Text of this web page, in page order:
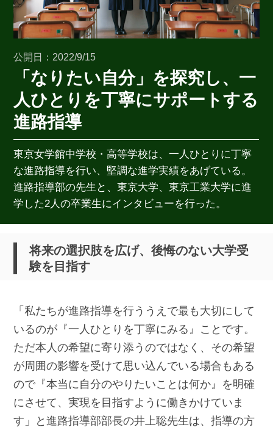
公開日：2022/9/15
「なりたい自分」を探究し、一
人ひとりを丁寧にサポートする
進路指導
東京女学館中学校・高等学校は、一人ひとりに丁寧
な進路指導を行い、堅調な進学実績をあげている。
進路指導部の先生と、東京大学、東京工業大学に進
学した2人の卒業生にインタビューを行った。
将来の選択肢を広げ、後悔のない大学受
験を目指す
「私たちが進路指導を行ううえで最も大切にして
いるのが『一人ひとりを丁寧にみる』ことです。
ただ本人の希望に寄り添うのではなく、その希望
が周囲の影響を受けて思い込んでいる場合もある
ので『本当に自分のやりたいことは何か』を明確
にさせて、実現を目指すように働きかけていま
す」と進路指導部部長の井上聡先生は、指導の方